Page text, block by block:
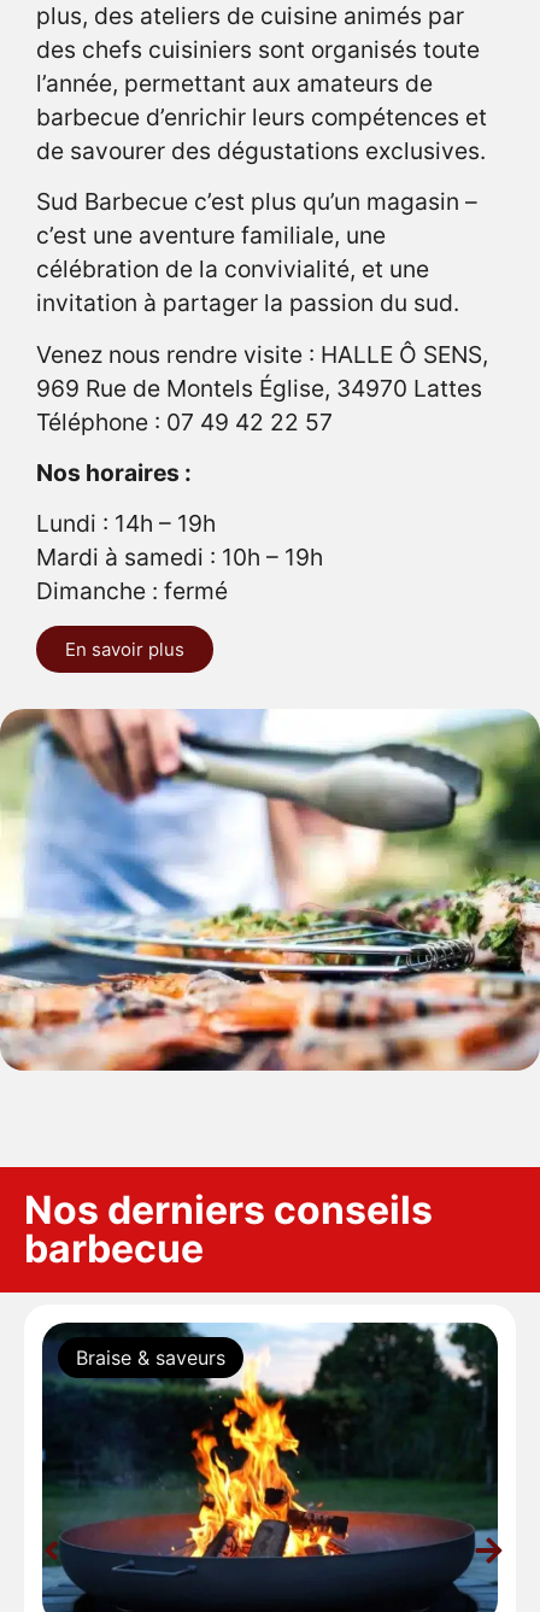
plus, des ateliers de cuisine animés par
des chefs cuisiniers sont organisés toute
l’année, permettant aux amateurs de
barbecue d’enrichir leurs compétences et
de savourer des dégustations exclusives.
Sud Barbecue c’est plus qu’un magasin –
c’est une aventure familiale, une
célébration de la convivialité, et une
invitation à partager la passion du sud.
Venez nous rendre visite : HALLE Ô SENS,
969 Rue de Montels Église, 34970 Lattes
Téléphone : 07 49 42 22 57
Nos horaires :
Lundi : 14h – 19h
Mardi à samedi : 10h – 19h
Dimanche : fermé
En savoir plus
Nos derniers conseils
barbecue
Braise & saveurs